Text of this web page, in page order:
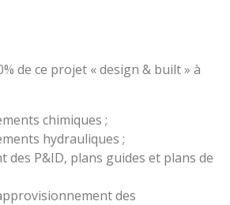
de ce projet « design & built » à
chimiques ;
hydrauliques ;
des P&ID, plans guides et plans de
des